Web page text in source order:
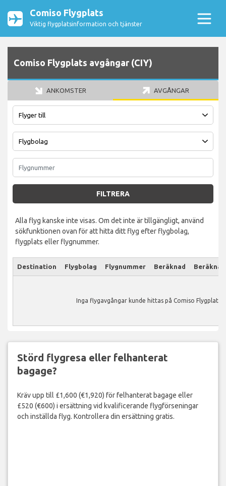
Comiso Flygplats
Viktig flygplatsinformation och tjänster
Comiso Flygplats avgångar (CIY)
ANKOMSTER AVGÅNGAR
FILTRERA
Alla flyg kanske inte visas. Om det inte är tillgängligt, använd
sökfunktionen ovan för att hitta ditt flyg efter flygbolag,
flygplats eller flygnummer.
Destination Flygbolag Flygnummer Beräknad
Inga flygavgångar kunde hittas på Comiso Flygplats.
Störd flygresa eller felhanterat
bagage?
Kräv upp till £1,600 (€1,920) för felhanterat bagage eller
£520 (€600) i ersättning vid kvalificerande flygförseningar
och inställda flyg. Kontrollera din ersättning gratis.